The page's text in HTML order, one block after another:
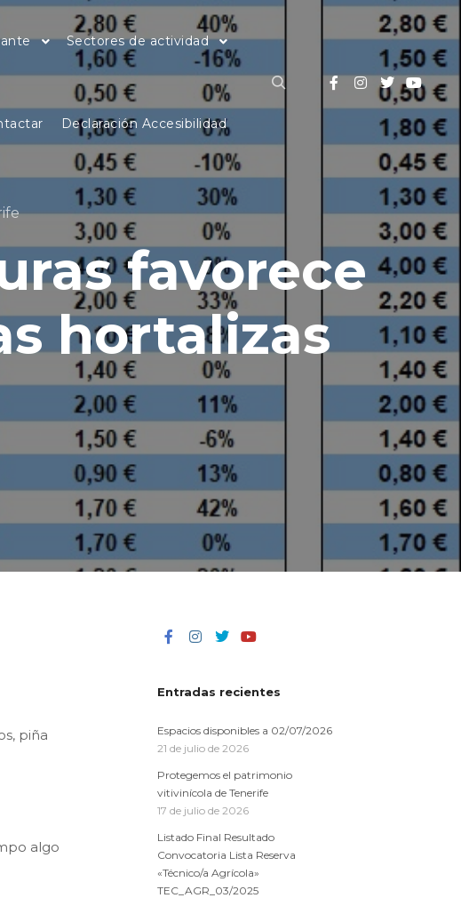
Sectores de actividad
Declaración Accesibilidad
favorece
hortalizas
piña
algo
Entradas recientes
Espacios disponibles a 02/07/2026
21 de julio de 2026
Protegemos el patrimonio
vitivinícola de Tenerife
17 de julio de 2026
Listado Final Resultado
Convocatoria Lista Reserva
«Técnico/a Agrícola»
TEC_AGR_03/2025